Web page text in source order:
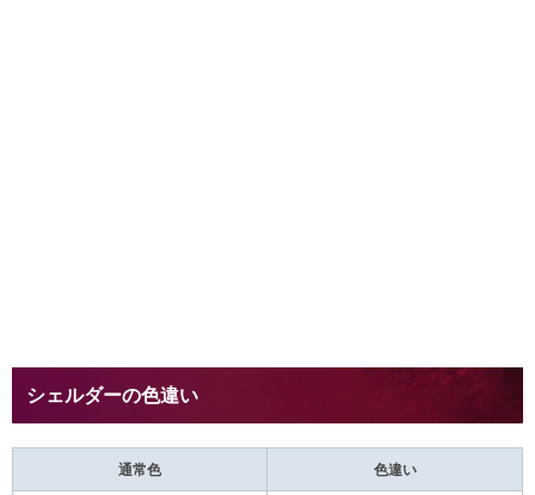
シェルダーの色違い
通常色 色違い